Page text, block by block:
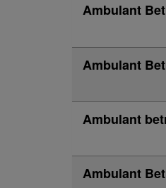
Ambulant
Ambulant
Ambulant
Ambulant